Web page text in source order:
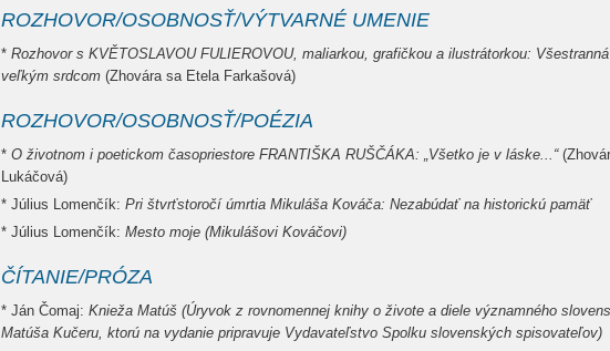
ROZHOVOR/OSOBNOSŤ/VÝTVARNÉ UMENIE
* Rozhovor s KVĚTOSLAVOU FULIEROVOU, maliarkou, grafičkou a ilustrátorkou:
veľkým srdcom (Zhovára sa Etela Farkašová)
ROZHOVOR/OSOBNOSŤ/POÉZIA
* O životnom i poetickom časopriestore FRANTIŠKA RUŠČÁKA: „Všetko je v láske...“
Lukáčová)
* Július Lomenčík: Pri štvrťstoročí úmrtia Mikuláša Kováča: Nezabúdať na historickú pamäť
* Július Lomenčík: Mesto moje (Mikulášovi Kováčovi)
ČÍTANIE/PRÓZA
* Ján Čomaj: Knieža Matúš (Úryvok z rovnomennej knihy o živote a diele významného
Matúša Kučeru, ktorú na vydanie pripravuje Vydavateľstvo Spolku slovenských spisovateľov)